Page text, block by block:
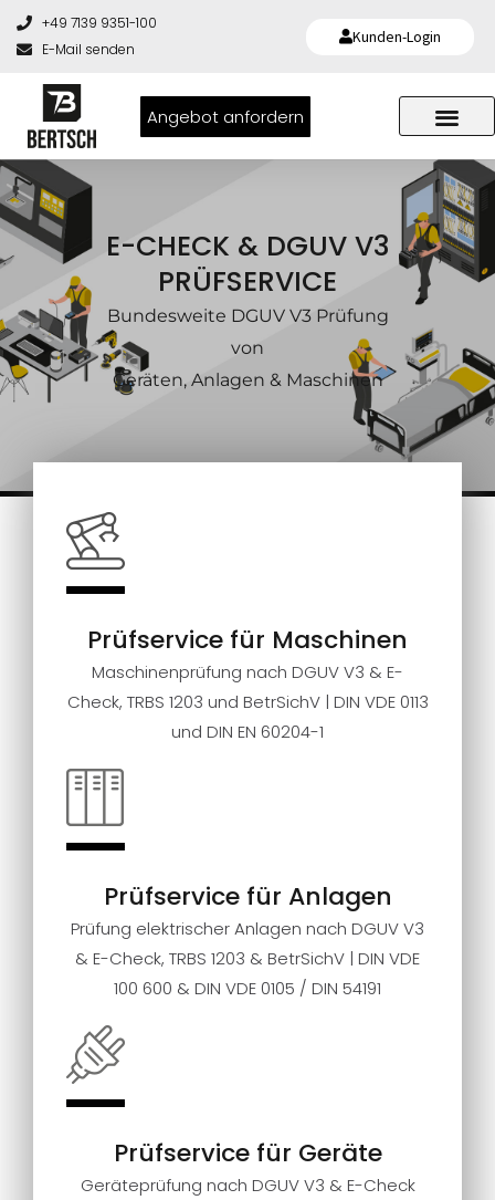
Kunden-Login
+49 7139 9351-100
E-Mail senden
Angebot anfordern
E-CHECK & DGUV V3
PRÜFSERVICE
Bundesweite DGUV V3 Prüfung
von
Geräten, Anlagen & Maschinen
Prüfservice für Maschinen
Maschinenprüfung nach DGUV V3 & E-
Check, TRBS 1203 und BetrSichV | DIN VDE 0113
und DIN EN 60204-1
Prüfservice für Anlagen
Prüfung elektrischer Anlagen nach DGUV V3
& E-Check, TRBS 1203 & BetrSichV | DIN VDE
100 600 & DIN VDE 0105 / DIN 54191
Prüfservice für Geräte
Geräteprüfung nach DGUV V3 & E-Check